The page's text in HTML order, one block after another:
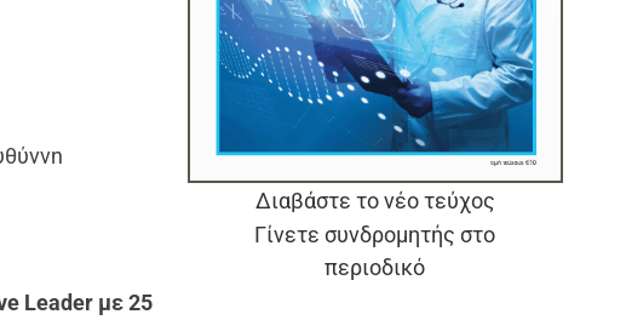
Leader με 25
Διαβάστε το νέο τεύχος
Γίνετε συνδρομητής στο
περιοδικό